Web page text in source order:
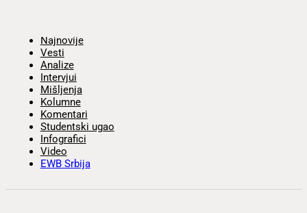
Najnovije
Vesti
Analize
Intervjui
Mišljenja
Kolumne
Komentari
Studentski ugao
Infografici
Video
EWB Srbija